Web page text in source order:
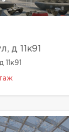
д 11к91